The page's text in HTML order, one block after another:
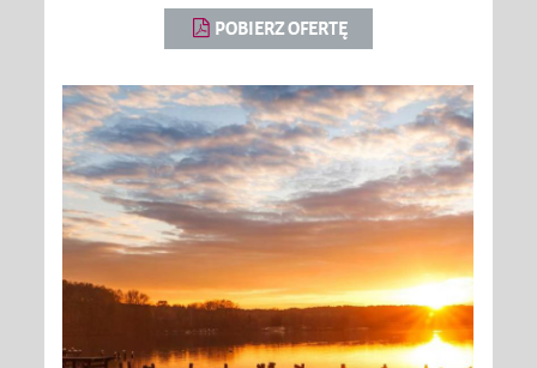
POBIERZ OFERTĘ